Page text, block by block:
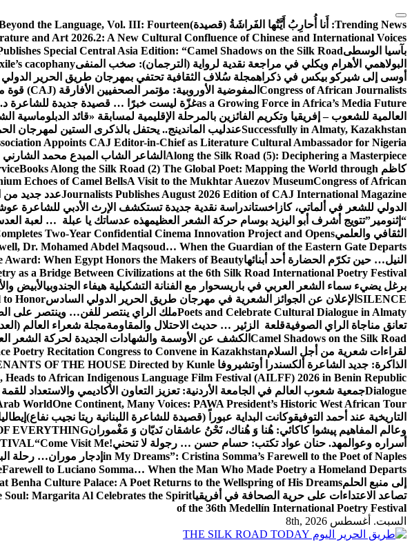
التجاوز
إلى
المحتوى
Trending News: أَنا أُحارِبُ أَيَّتُها الفَراشَةُ (قصيدة)the Language, Vol. III: Fourteen
and Art 2026.2: A New Cultural Confluence of Chinese and International Voices
بآسيا الوسطىSpecial Central Asia Edition: “Camel Shadows on the Silk Road”
البولاهمي الأهرام ويكلي في مراجعة نقدية لرواية (الترجمان): صخب المنفىcacophany
أوسى إلى شيركو بيكس في ذكراهمجلة سُلاف الثقافية تحتفي بمهرجان طريق الحرير
Congress of African Journalists المفوضية الأوروبية: مؤتمر الصحفيين الأفارقة (CAJ) قوة متنامية في مستقبل الإعلام الإفريقي
as a Growing Force in Africa’s Media Futureغزّة ليست خبرًا … قصيدة جديدة للشاعرة د.
العالمية للشعوب – إفريقيا وتكريم الفائزين بالمرحلة الإقليمية لمسابقة «قائد الدبلوماسية
Successfully in Almaty, Kazakhstanعندليب الماندينج.. يحتفل بالذكرى الستين لمهرجان
Appoints CAJ Editor-in-Chief as Literature Cultural Ambassador for Nigeria
Along the Silk Road (5): Deciphering a Masterpiece الشاعر الشاب المبدع محمد الشارني
كاظم Books Along the Silk Road (2) The Global Poet: Mapping the World through
Echoes of Camel BellsA Visit to the Mukhtar Auezov MuseumCongress of African
Journalists Publishes August 2026 Edition of CAJ International Magazineعدد جديد من
الدولي للشعر في ألماتي، كازاخستاندراسة نقدية جديدة تستكشف الإرث الأدبي للشاعرة
“إثنومير”تتويج أشرف أبو اليزيد بوسام حركة الشعر العظيمهذه عدساتك يا عبلة … لعبة
الثقافي والعلميTwo-Year Confidential Cinema Innovation Project and Opens
Dr. Mohamed Abdel Maqsoud… When the Guardian of the Eastern Gate Departs
النيل… حين تكرّم الحضارة أحد أبنائهاAward: When Egypt Honors the Makers of Beauty
as a Bridge Between Civilizations at the 6th Silk Road International Poetry Festival
برغل يضيء سماء الشعر العربي في باريسحوار مع الفنانة التشكيلية هيفاء الجندوبيالأبيض
SILENCE الإعلان عن الجوائز الشعرية في مهرجان طريق الحرير الدولي السادسto Honor
Poets and Celebrate Cultural Dialogue in Almatyملك الراي ينتصر للفن… وينتصر على
تعانق مناجاة الراي الصوفيةقلعة الزئير … حديث الاحتلال والمقاومةمجلة شعراء العالم
Camel Shadows on the Silk Road الكشف عن الأوسمة والشهادات الجديدة لحركة الشعر
لقراءات شعرية من أجل السلامPoetry Recitation Congress to Convene in Kazakhstan
الذاكرة: جديد الشاعرة ألكسندرا أوتشيروفا OF THE HOUSE Directed by Kunle
Heads to African Indigenous Language Film Festival (AILFF) 2026 in Benin Republic.
Dialogueجمعية شعوب العالم في الجامعة الأردنية: تعزيز التعاون الأكاديمي والاستعداد للقمة
WorldOne Continent, Many Voices: PAWA President’s Historic West African Tour
التاريخية عند أحمد التوفيقوكانت البداية عبوراً (قصيدة للشاعرة اللبنانية ريتا نجيب نفاع)
وعالم المفاهيم پیشوا کاکائي: هُنا وَ هُناك، نَحْنُ عاشقان نَديّان وَ مَغْمورانEVERYTHING
أسراره وعوالمهد. حنان عواد تكتب: حسام حسن … رجولة لا تنحني!“Come Visit Me
in My Dreams”: Cristina Somma’s Farewell to the Poet of Naples إدجار موران… رحلة
Farewell to Luciano Somma… When the Man Who Made Poetry a Homeland Departs
إلى منبع الحلمBenha Culture Palace: A Poet Returns to the Wellspring of His Dreams
تصاعد الاعتداءات على حرية الصحافة في أفريقياSoul: Margarita Al Celebrates the Spirit
of the 36th Medellín International Poetry Festival
السبت. أغسطس 8th, 2026